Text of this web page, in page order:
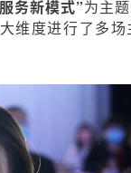
务新模式”为主题
维度进行了多